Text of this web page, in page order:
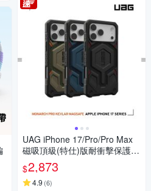
UAG iPhone 17/Pro/Pro Max
磁吸頂級(特仕)版耐衝擊保護殼
(支援MagSafe 手機殼)
$2,873
4.9 (6)